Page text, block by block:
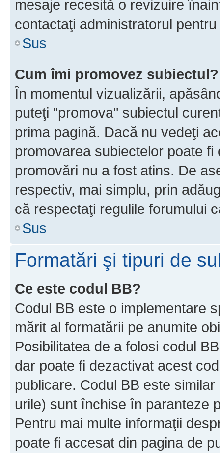
mesaje recesită o revizuire
contactaţi administratorul
Sus
Cum îmi promovez subiectul?
În momentul vizualizării,
puteţi "promova" subiectul
prima pagină. Dacă nu vedeţi
promovarea subiectelor poate
promovări nu a fost atins. De
respectiv, mai simplu, prin
că respectaţi regulile forumului
Sus
Formatări şi tipuri de
Ce este codul BB?
Codul BB este o implementare
mărit al formatării pe anumite
Posibilitatea de a folosi codul
dar poate fi dezactivat acest
publicare. Codul BB este
urile) sunt închise în paranteze
Pentru mai multe informaţii
poate fi accesat din pagina de